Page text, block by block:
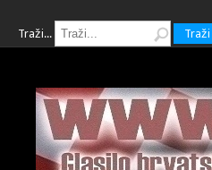
Traži... Traži